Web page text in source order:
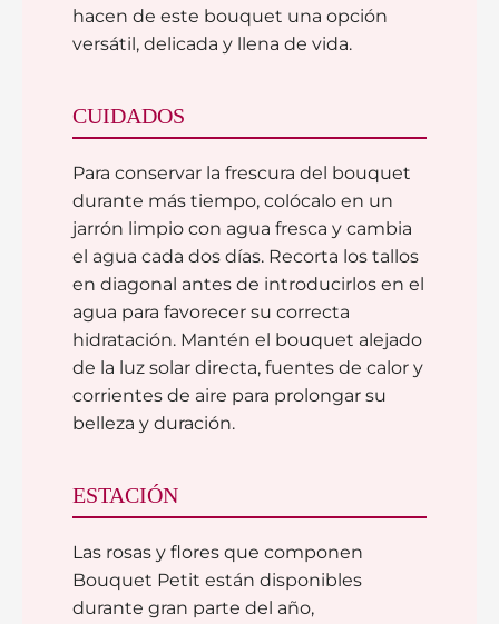
hacen de este bouquet una opción
versátil, delicada y llena de vida.
CUIDADOS
Para conservar la frescura del bouquet
durante más tiempo, colócalo en un
jarrón limpio con agua fresca y cambia
el agua cada dos días. Recorta los tallos
en diagonal antes de introducirlos en el
agua para favorecer su correcta
hidratación. Mantén el bouquet alejado
de la luz solar directa, fuentes de calor y
corrientes de aire para prolongar su
belleza y duración.
ESTACIÓN
Las rosas y flores que componen
Bouquet Petit están disponibles
durante gran parte del año,